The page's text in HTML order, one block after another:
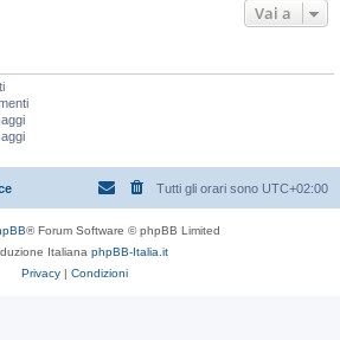
Vai a
Tutti gli orari sono UTC+02:00
® Forum Software © phpBB Limited
Italiana phpBB-Italia.it
Privacy
Condizioni